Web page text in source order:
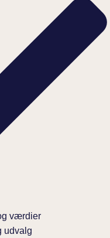
værdier
udvalg